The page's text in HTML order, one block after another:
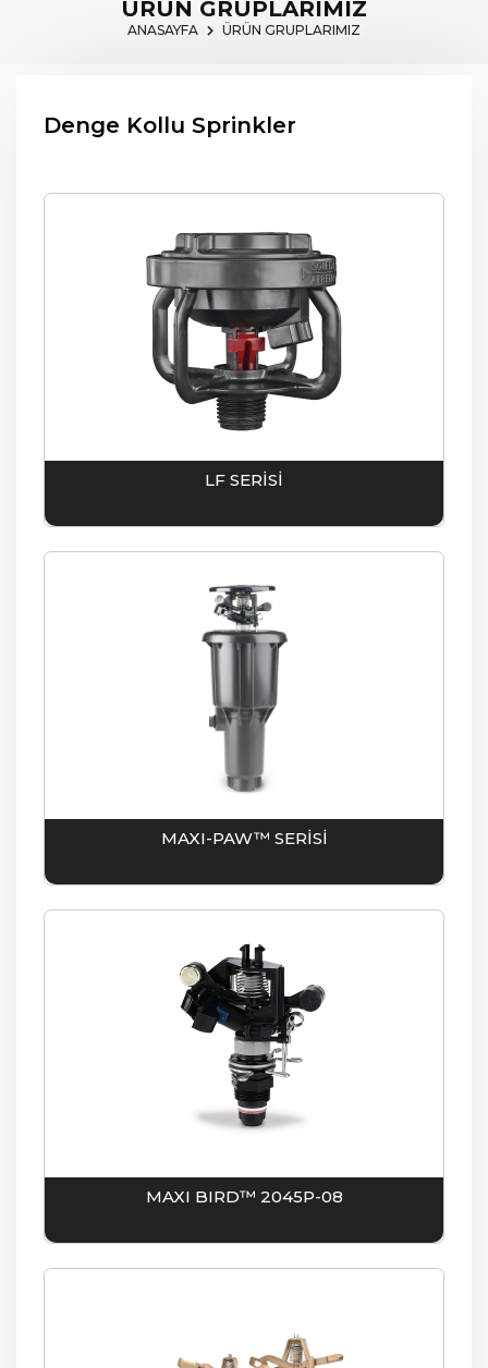
ÜRÜN GRUPLARIMIZ
ANASAYFA ÜRÜN GRUPLARIMIZ
Denge Kollu Sprinkler
LF SERİSİ
MAXI-PAW™ SERİSİ
MAXI BIRD™ 2045P-08